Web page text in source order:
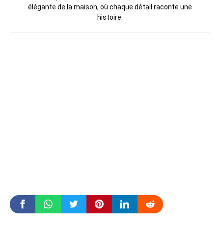
élégante de la maison, où chaque détail raconte une
histoire.